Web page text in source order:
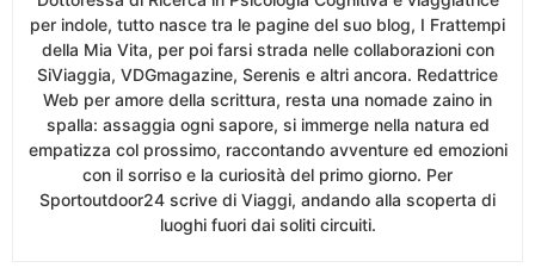
per indole, tutto nasce tra le pagine del suo blog, I Frattempi
della Mia Vita, per poi farsi strada nelle collaborazioni con
SiViaggia, VDGmagazine, Serenis e altri ancora. Redattrice
Web per amore della scrittura, resta una nomade zaino in
spalla: assaggia ogni sapore, si immerge nella natura ed
empatizza col prossimo, raccontando avventure ed emozioni
con il sorriso e la curiosità del primo giorno. Per
Sportoutdoor24 scrive di Viaggi, andando alla scoperta di
luoghi fuori dai soliti circuiti.